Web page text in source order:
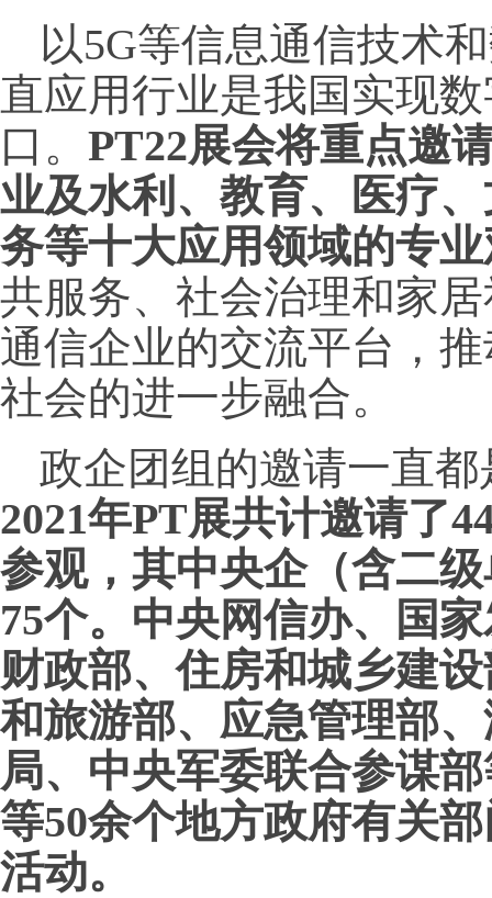
以5G等信息通信技术
直应用行业是我国实现
口。 PT22展会将重点邀
业及水利、教育、医疗
务等十大应用领域的专
共服务、社会治理和家
通信企业的交流平台，
社会的进一步融合。
政企团组的邀请一直
2021年PT展共计邀请了
参观，其中央企（含二
75个。中央网信办、国
财政部、住房和城乡建
和旅游部、应急管理部
局、中央军委联合参谋
等50余个地方政府有关
活动。